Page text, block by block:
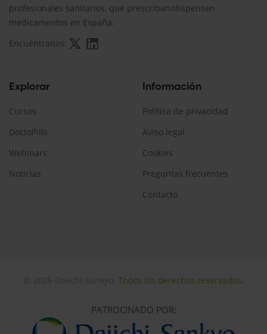
profesionales sanitarios, que prescriban/dispensen
medicamentos en España.
Encuéntranos:
Explorar
Cursos
DoctoPills
Webinars
Noticias
Información
Política de privacidad
Aviso legal
Cookies
Preguntas frecuentes
Contacto
Todos los derechos reservados.
PATROCINADO POR: